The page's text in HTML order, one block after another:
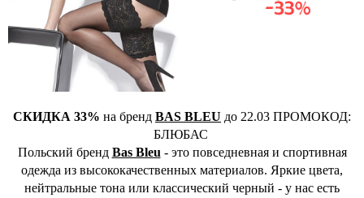
СКИДКА 33% на бренд BAS BLEU до 22.03 ПРОМОКОД:
БЛЮБАС
Польский бренд Bas Bleu - это повседневная и спортивная
одежда из высококачественных материалов. Яркие цвета,
нейтральные тона или классический черный - у нас есть